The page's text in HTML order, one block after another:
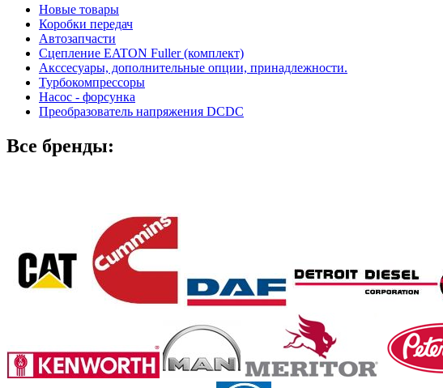
Новые товары
Коробки передач
Автозапчасти
Сцепление EATON Fuller (комплект)
Акссесуары, дополнительные опции, принадлежности.
Турбокомпрессоры
Насос - форсунка
Преобразователь напряжения DCDC
Все бренды: